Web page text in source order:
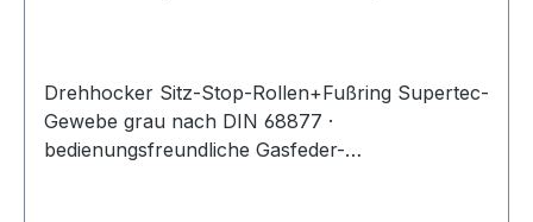
Drehhocker Sitz-Stop-Rollen+Fußring Supertec-
Gewebe grau nach DIN 68877 ·
bedienungsfreundliche Gasfeder-